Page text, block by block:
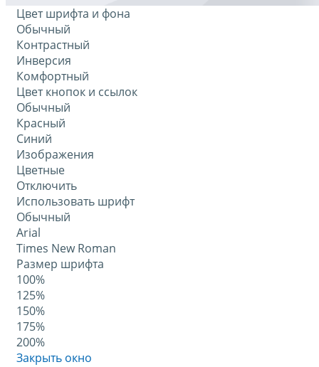
Цвет шрифта и фона
Обычный
Контрастный
Инверсия
Комфортный
Цвет кнопок и ссылок
Обычный
Красный
Синий
Изображения
Цветные
Отключить
Использовать шрифт
Обычный
Arial
Times New Roman
Размер шрифта
100%
125%
150%
175%
200%
Закрыть окно